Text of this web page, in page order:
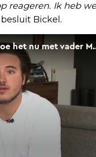
reageren. Ik heb
Bickel.